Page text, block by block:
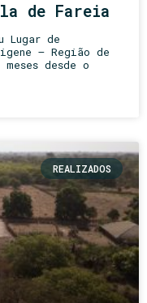
de Fareia
Lugar de
– Região de
desde o
REALIZADOS